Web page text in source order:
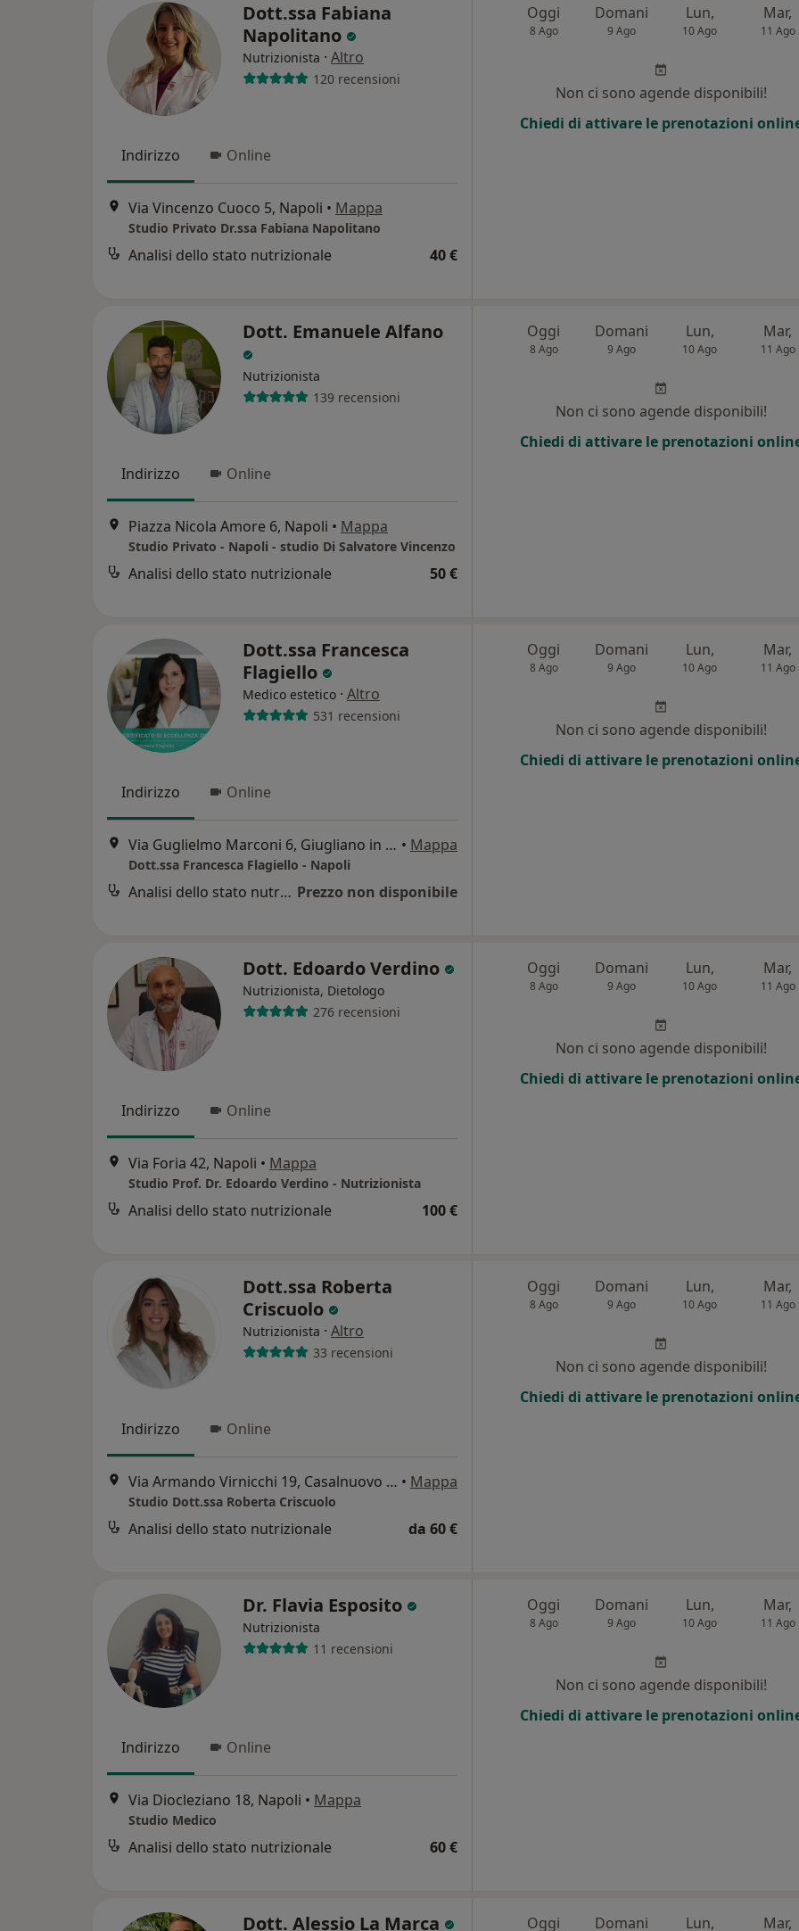
Dott.ssa Fabiana
Napolitano
Nutrizionista · Altro
120 recensioni
Indirizzo Online
Via Vincenzo Cuoco 5, Napoli • Mappa
Studio Privato Dr.ssa Fabiana Napolitano
Analisi dello stato nutrizionale 40 €
Oggi
8 Ago
Domani
9 Ago
Lun,
10 Ago
Mar,
11 Ago
Non ci sono agende disponibili!
Chiedi di attivare le prenotazioni
Dott. Emanuele Alfano
Nutrizionista
139 recensioni
Indirizzo Online
Piazza Nicola Amore 6, Napoli • Mappa
Studio Privato - Napoli - studio Di Salvatore Vincenzo
Analisi dello stato nutrizionale 50 €
Oggi
8 Ago
Domani
9 Ago
Lun,
10 Ago
Mar,
11 Ago
Non ci sono agende disponibili!
Chiedi di attivare le prenotazioni
Dott.ssa Francesca
Flagiello
Medico estetico · Altro
531 recensioni
Indirizzo Online
Via Guglielmo Marconi 6, Giugliano in Campania • Mappa
Dott.ssa Francesca Flagiello - Napoli
Analisi dello stato nutrizionale Prezzo non disponibile
Oggi
8 Ago
Domani
9 Ago
Lun,
10 Ago
Mar,
11 Ago
Non ci sono agende disponibili!
Chiedi di attivare le prenotazioni
Dott. Edoardo Verdino
Nutrizionista, Dietologo
276 recensioni
Indirizzo Online
Via Foria 42, Napoli • Mappa
Studio Prof. Dr. Edoardo Verdino - Nutrizionista
Analisi dello stato nutrizionale 100 €
Oggi
8 Ago
Domani
9 Ago
Lun,
10 Ago
Mar,
11 Ago
Non ci sono agende disponibili!
Chiedi di attivare le prenotazioni
Dott.ssa Roberta
Criscuolo
Nutrizionista · Altro
33 recensioni
Indirizzo Online
Via Armando Virnicchi 19, Casalnuovo di Napoli • Mappa
Studio Dott.ssa Roberta Criscuolo
Analisi dello stato nutrizionale da 60 €
Oggi
8 Ago
Domani
9 Ago
Lun,
10 Ago
Mar,
11 Ago
Non ci sono agende disponibili!
Chiedi di attivare le prenotazioni
Dr. Flavia Esposito
Nutrizionista
11 recensioni
Indirizzo Online
Via Diocleziano 18, Napoli • Mappa
Studio Medico
Analisi dello stato nutrizionale 60 €
Oggi
8 Ago
Domani
9 Ago
Lun,
10 Ago
Mar,
11 Ago
Non ci sono agende disponibili!
Chiedi di attivare le prenotazioni
Dott. Alessio La Marca Oggi Domani Lun, Mar,